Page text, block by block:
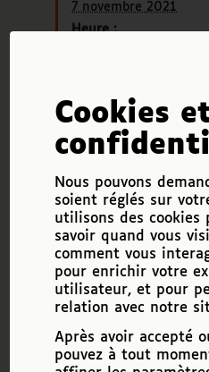
Cookies
Nous pouvons
soient réglés sur
utilisons des cookies
savoir quand vous
comment vous
pour enrichir votre
utilisateur, et pour
relation avec notre
Après avoir accepté
pouvez à tout
7 novembre 2021
Heure :
actifsDV
,Bénévole
actifsDV dans À vous
Rencontres pro : les
sont-ils accessibles aux